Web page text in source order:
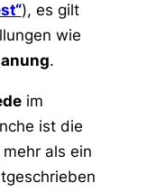
), es gilt
wie
.
im
ist die
als ein